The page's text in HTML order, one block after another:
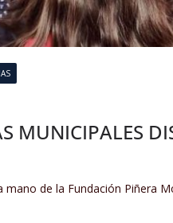
MUNICIPALES
mano de la Fundación Piñera